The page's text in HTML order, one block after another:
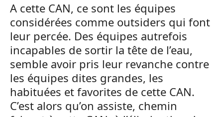
A cette CAN, ce sont les équipes
considérées comme outsiders qui font
leur percée. Des équipes autrefois
incapables de sortir la tête de l’eau,
semble avoir pris leur revanche contre
les équipes dites grandes, les
habituées et favorites de cette CAN.
C’est alors qu’on assiste, chemin